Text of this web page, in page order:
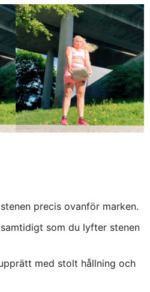
precis ovanför marken.
som du lyfter stenen
med stolt hållning och